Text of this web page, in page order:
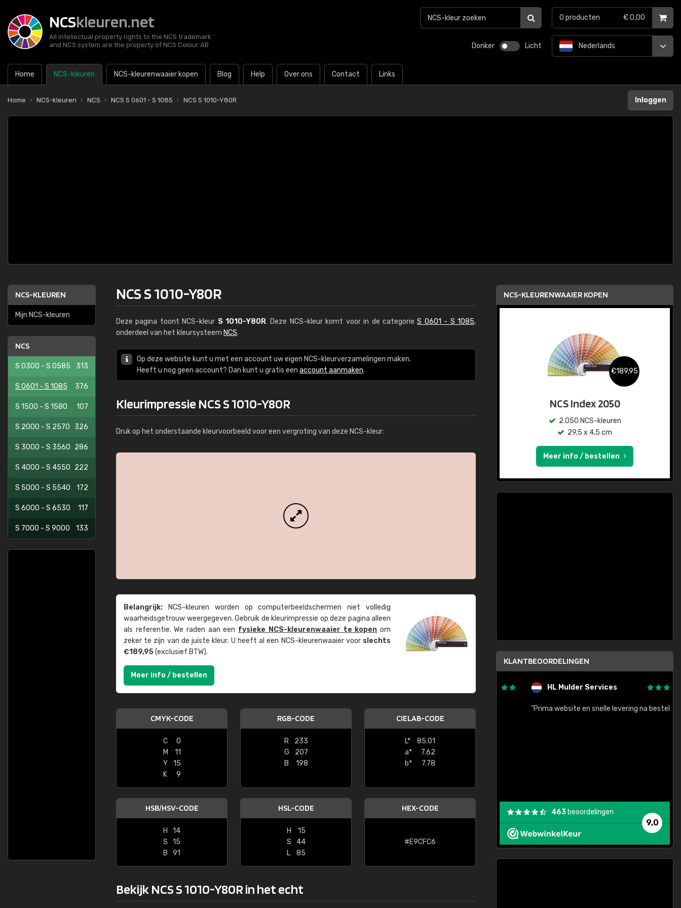
NCSkleuren.net
All intellectual property rights to the NCS trademark
and NCS system are the property of NCS Colour AB
Donker Licht
Home NCS-kleuren NCS-kleurenwaaier kopen Blog Help Over ons Contact Links
Nederlands
0 producten € 0,00
Home NCS-kleuren NCS NCS S 0601 - S 1085 NCS S 1010-Y80R Inloggen
NCS-KLEUREN
Mijn NCS-kleuren
NCS
S 0300 - S 0585 313
S 0601 - S 1085 376
S 1500 - S 1580 107
S 2000 - S 2570 326
S 3000 - S 3560 286
S 4000 - S 4550 222
S 5000 - S 5540 172
S 6000 - S 6530 117
S 7000 - S 9000 133
NCS S 1010-Y80R
Deze pagina toont NCS-kleur S 1010-Y80R. Deze NCS-kleur komt voor in de categorieS 0601 - S 1085,
onderdeel van het kleursysteem NCS.
Op deze website kunt u met een account uw eigen NCS-kleurverzamelingen maken.
Heeft u nog geen account? Dan kunt u gratis een account aanmaken.
Kleurimpressie NCS S 1010-Y80R
Druk op het onderstaande kleurvoorbeeld voor een vergroting van deze NCS-kleur:
Belangrijk: NCS-kleuren worden op computer­beeld­schermen niet volledig
waarheids­­getrouw weer­gegeven. Gebruik de kleur­impressie op deze pagina alleen
als referentie. We raden aan een fysieke NCS-kleuren­waaier te kopen om
zeker te zijn van de juiste kleur. U heeft al een NCS-kleuren­waaier voor slechts
€189,95(exclusief BTW).
Meer info / bestellen
CMYK-CODE
C
0
M
11
Y
15
K
9
RGB-CODE
R
233
G
207
B
198
CIELAB-CODE
L*
85.01
a*
7.62
b*
7.78
HSB/HSV-CODE
H
14
S
15
B
91
HSL-CODE
H
15
S
44
L
85
HEX-CODE
#E9CFC6
Bekijk NCS S 1010-Y80R in het echt
NCS-KLEURENWAAIER KOPEN
€189,95
NCS Index 2050
2.050 NCS-kleuren
29,5 x 4,5 cm
Meer info / bestellen
KLANTBEOORDELINGEN
"Super snelle service en zeer betaalbaar!"
HL Mulder Services
"Prima website en snelle levering na bestelling"
9,0
463 beoordelingen